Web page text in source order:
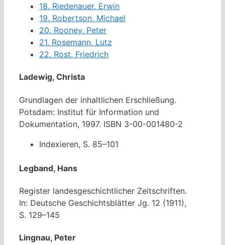
18. Riedenauer, Erwin
19. Robertson, Michael
20. Rooney, Peter
21. Rosemann, Lutz
22. Rost, Friedrich
Ladewig, Christa
Grundlagen der inhaltlichen Erschließung.
Potsdam: Institut für Information und
Dokumentation, 1997. ISBN 3-00-001480-2
Indexieren, S. 85–101
Legband, Hans
Register landesgeschichtlicher Zeitschriften.
In: Deutsche Geschichtsblätter Jg. 12 (1911),
S. 129–145
Lingnau, Peter